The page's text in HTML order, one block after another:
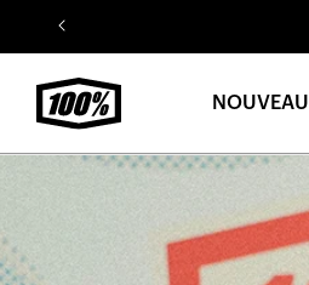
Aller au
contenu
NOUVEAU